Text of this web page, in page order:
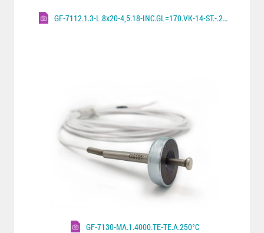
GF-7112.1.3-L.8x20-4,5.18-INC.GL=170.VK-14-ST.-.2000.A.600°C
GF-7130-MA.1.4000.TE-TE.A.250°C